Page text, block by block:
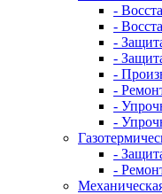
-
-
-
-
-
-
-
-
-
-